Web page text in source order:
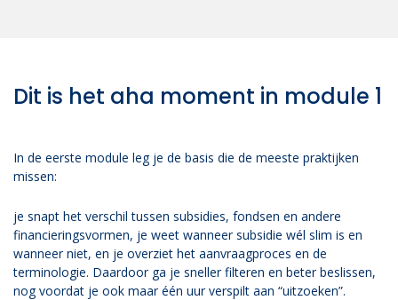
Dit is het aha moment in module 1
In de eerste module leg je de basis die de meeste praktijken
missen:
je snapt het verschil tussen subsidies, fondsen en andere
financieringsvormen, je weet wanneer subsidie wél slim is en
wanneer niet, en je overziet het aanvraagproces en de
terminologie. Daardoor ga je sneller filteren en beter beslissen,
nog voordat je ook maar één uur verspilt aan “uitzoeken”.